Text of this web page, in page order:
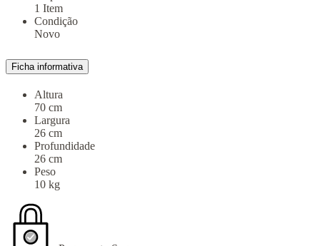
1 Item
Condição
Novo
Ficha informativa
Altura
70 cm
Largura
26 cm
Profundidade
26 cm
Peso
10 kg